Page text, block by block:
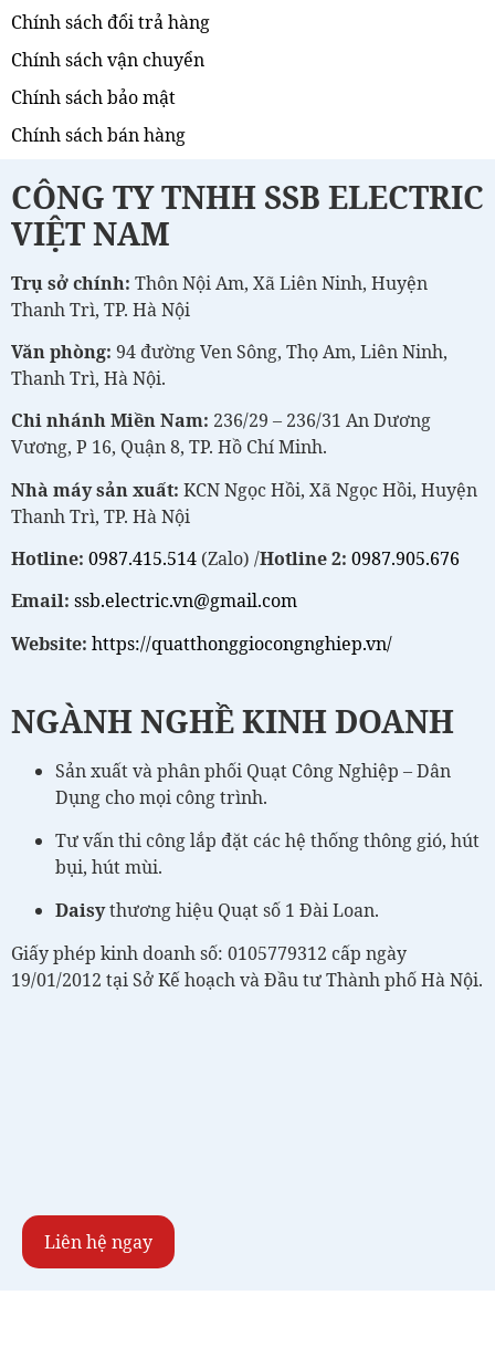
Chính sách đổi trả hàng
Chính sách vận chuyển
Chính sách bảo mật
Chính sách bán hàng
CÔNG TY TNHH SSB ELECTRIC
VIỆT NAM
Trụ sở chính: Thôn Nội Am, Xã Liên Ninh, Huyện
Thanh Trì, TP. Hà Nội
Văn phòng: 94 đường Ven Sông, Thọ Am, Liên Ninh,
Thanh Trì, Hà Nội.
Chi nhánh Miền Nam: 236/29 – 236/31 An Dương
Vương, P 16, Quận 8, TP. Hồ Chí Minh.
Nhà máy sản xuất: KCN Ngọc Hồi, Xã Ngọc Hồi, Huyện
Thanh Trì, TP. Hà Nội
Hotline: 0987.415.514 (Zalo) /Hotline 2: 0987.905.676
Email: ssb.electric.vn@gmail.com
Website: https://quatthonggiocongnghiep.vn/
NGÀNH NGHỀ KINH DOANH
Sản xuất và phân phối Quạt Công Nghiệp – Dân
Dụng cho mọi công trình.
Tư vấn thi công lắp đặt các hệ thống thông gió, hút
bụi, hút mùi.
Daisythương hiệu Quạt số 1 Đài Loan.
Giấy phép kinh doanh số: 0105779312 cấp ngày
19/01/2012 tại Sở Kế hoạch và Đầu tư Thành phố Hà Nội.
Liên hệ ngay